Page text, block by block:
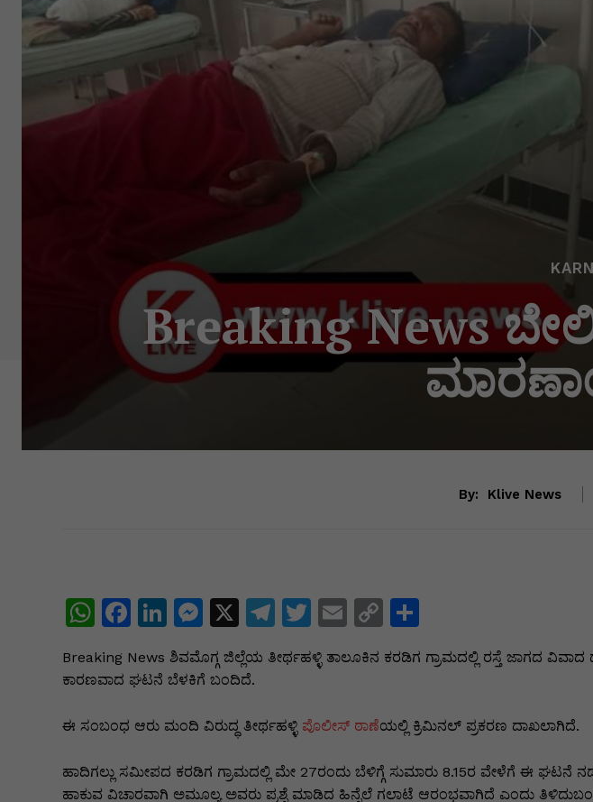
Breaking News
By: Klive News
W
at
A
p
p
F
c
e
b
o
Li
n
k
dI
n
M
e
s
e
n
g
X
T
el
e
a
m
T
itt
E
ai
C
o
p
Li
n
k
S
h
ar
Breaking News ಶಿವಮೊಗ್ಗ ಜಿಲ್ಲೆಯ ತೀರ್ಥಹಳ್ಳಿ ತಾಲೂಕಿನ ಕರಡಿಗ ಗ್ರಾಮದಲ್ಲಿ ರಸ್ತೆ ಜಾಗದ
ಕಾರಣವಾದ ಘಟನೆ ಬೆಳಕಿಗೆ ಬಂದಿದೆ.
ಈ ಸಂಬಂಧ ಆರು ಮಂದಿ ವಿರುದ್ಧ ತೀರ್ಥಹಳ್ಳಿ ಪೊಲೀಸ್ ಠಾಣೆಯಲ್ಲಿ ಕ್ರಿಮಿನಲ್ ಪ್ರಕರಣ ದಾಖಲಾಗಿದೆ.
ಹಾದಿಗಲ್ಲು ಸಮೀಪದ ಕರಡಿಗ ಗ್ರಾಮದಲ್ಲಿ ಮೇ 27ರಂದು ಬೆಳಿಗ್ಗೆ ಸುಮಾರು 8.15ರ ವೇಳೆಗೆ ಈ ಘಟನೆ
ಹಾಕುವ ವಿಚಾರವಾಗಿ ಅಮೂಲ್ಯ ಅವರು ಪ್ರಶ್ನೆ ಮಾಡಿದ ಹಿನ್ನೆಲೆ ಗಲಾಟೆ ಆರಂಭವಾಗಿದೆ ಎಂದು